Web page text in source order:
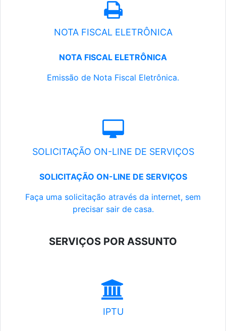
NOTA FISCAL ELETRÔNICA
NOTA FISCAL ELETRÔNICA
Emissão de Nota Fiscal Eletrônica.
SOLICITAÇÃO ON-LINE DE SERVIÇOS
SOLICITAÇÃO ON-LINE DE SERVIÇOS
Faça uma solicitação através da internet, sem
precisar sair de casa.
SERVIÇOS POR ASSUNTO
IPTU